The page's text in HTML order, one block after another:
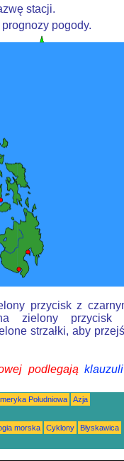
stacji.
pogody.
przycisk z
zielony przycisk
strzałki, aby
podlegają
Południowa
Azja
morska Cyklony
Błyskawica